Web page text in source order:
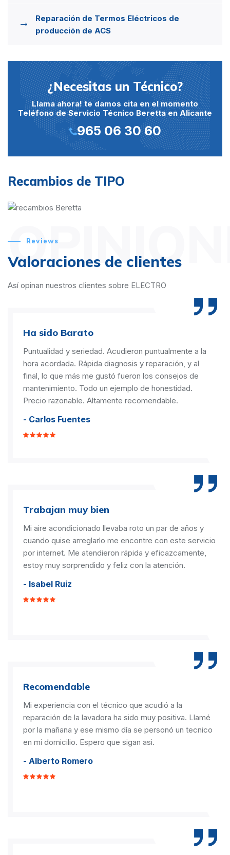
Reparación de Termos Eléctricos de
producción de ACS
¿Necesitas un Técnico?
Llama ahora! te damos cita en el momento
Teléfono de Servicio Técnico Beretta en Alicante
965 06 30 60
Recambios de TIPO
Reviews
Valoraciones de clientes
Así opinan nuestros clientes sobre ELECTRO
Ha sido Barato
Puntualidad y seriedad. Acudieron puntualmente a la
hora acordada. Rápida diagnosis y reparación, y al
final, lo que más me gustó fueron los consejos de
mantenimiento. Todo un ejemplo de honestidad.
Precio razonable. Altamente recomendable.
- Carlos Fuentes
Trabajan muy bien
Mi aire acondicionado llevaba roto un par de años y
cuando quise arreglarlo me encontre con este servicio
por internet. Me atendieron rápida y eficazcamente,
estoy muy sorprendido y feliz con la atención.
- Isabel Ruiz
Recomendable
Mi experiencia con el técnico que acudió a la
reparación de la lavadora ha sido muy positiva. Llamé
por la mañana y ese mismo día se personó un tecnico
en mi domicilio. Espero que sigan asi.
- Alberto Romero